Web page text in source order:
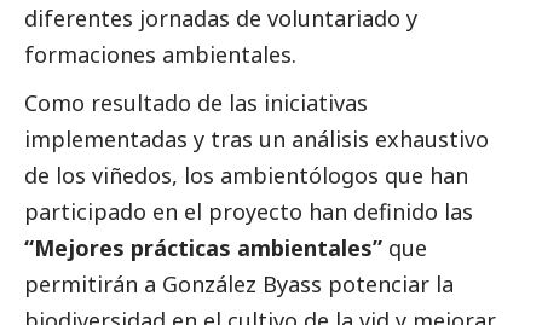
diferentes jornadas de voluntariado y
formaciones ambientales.
Como resultado de las iniciativas
implementadas y tras un análisis exhaustivo
de los viñedos, los ambientólogos que han
participado en el proyecto han definido las
“Mejores prácticas ambientales” que
permitirán a González Byass potenciar la